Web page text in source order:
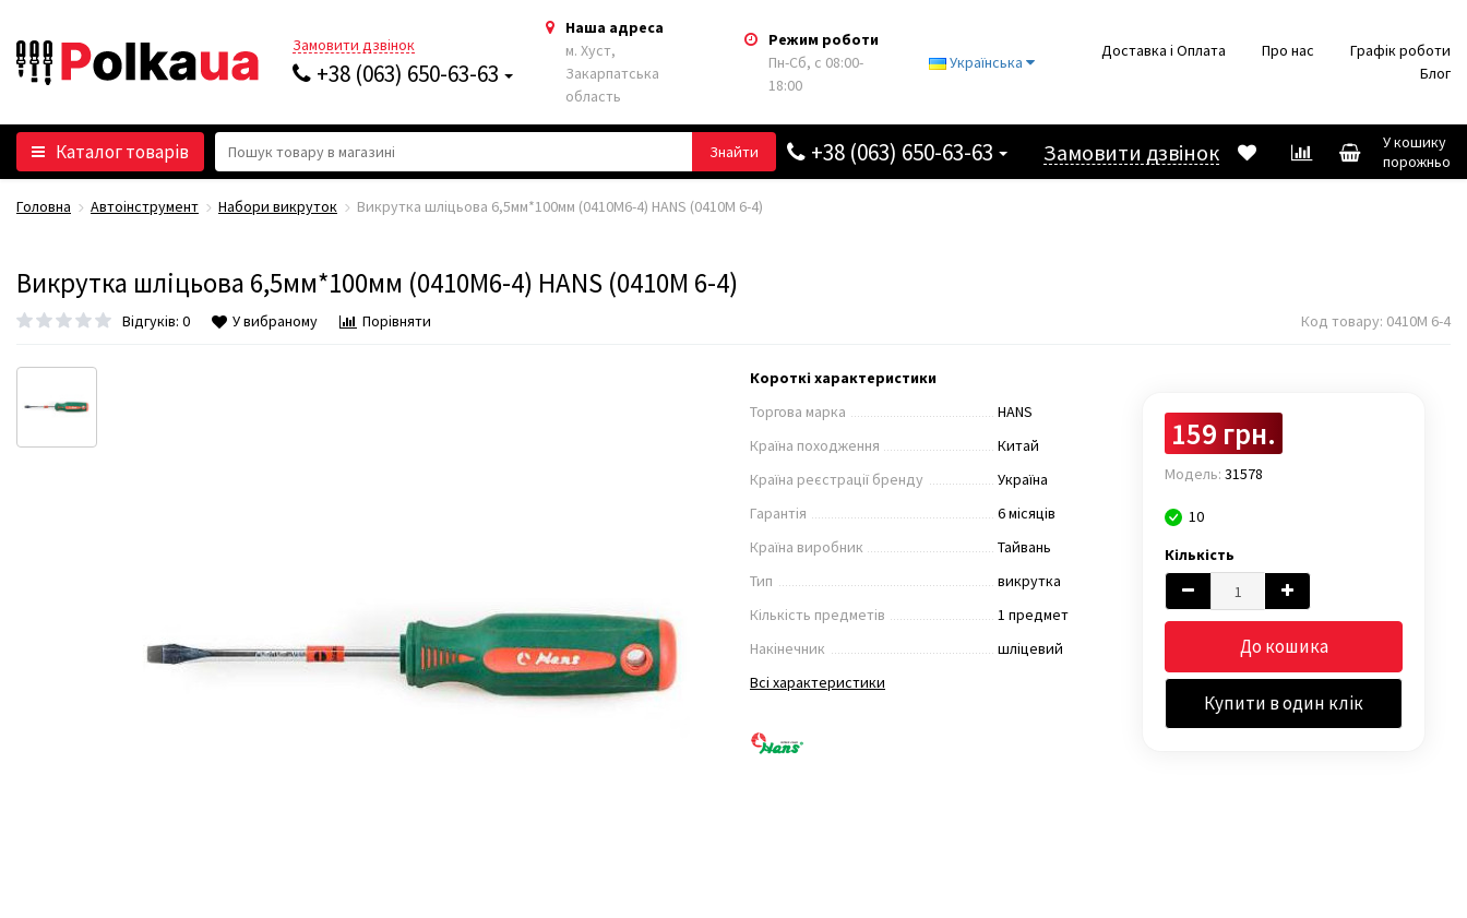
Замовити дзвінок
+38 (063) 650-63-63
Наша адреса
м. Хуст,
Закарпатська
область
Режим роботи
Пн-Сб, с 08:00-
18:00
Українська
Доставка і Оплата Про нас
Графік роботи
Блог
Каталог товарів Знайти +38 (063) 650-63-63 Замовити дзвінок
У кошику
порожньо
Головна Автоінструмент Набори викруток Викрутка шліцьова 6,5мм*100мм (0410M6-4) HANS (0410М 6-4)
Викрутка шліцьова 6,5мм*100мм (0410M6-4) HANS (0410М 6-4)
Відгуків: 0 У вибраному Порівняти Код товару: 0410М 6-4
Короткі характеристики
Торгова марка
HANS
Країна походження
Китай
Країна реєстрації бренду
Україна
Гарантія
6 місяців
Країна виробник
Тайвань
Тип
викрутка
Кількість предметів
1 предмет
Накінечник
шліцевий
Всі характеристики
159 грн.
Модель: 31578
10
Кількість
До кошика
Купити в один клік